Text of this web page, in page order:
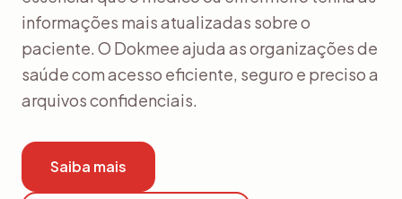
informações mais atualizadas sobre o
paciente. O Dokmee ajuda as organizações de
saúde com acesso eficiente, seguro e preciso a
arquivos confidenciais.
Saiba mais